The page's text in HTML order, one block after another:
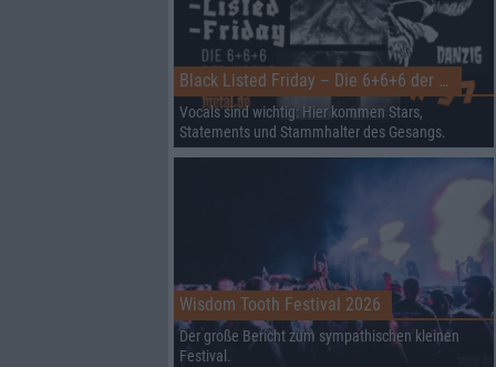
Black Listed Friday – Die 6+6+6 der Woche
Vocals sind wichtig: Hier kommen Stars,
Statements und Stammhalter des Gesangs.
Wisdom Tooth Festival 2026
Der große Bericht zum sympathischen kleinen
Festival.